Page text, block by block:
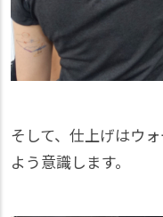
そして、仕上げはウ
よう意識します。